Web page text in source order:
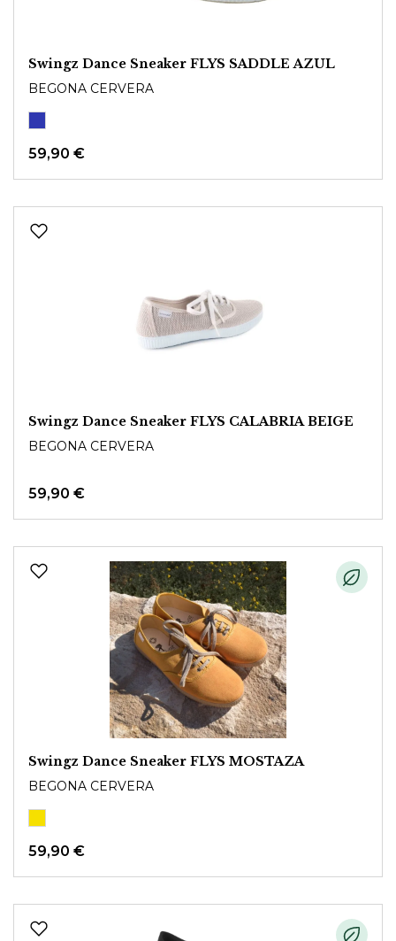
Swingz Dance Sneaker FLYS SADDLE AZUL
BEGONA CERVERA
59,90 €
Swingz Dance Sneaker FLYS CALABRIA BEIGE
BEGONA CERVERA
59,90 €
Swingz Dance Sneaker FLYS MOSTAZA
BEGONA CERVERA
59,90 €